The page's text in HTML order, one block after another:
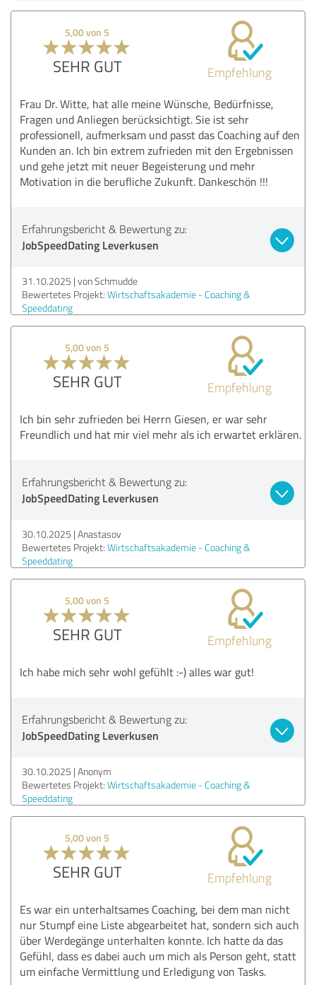
5,00 von 5
SEHR GUT Empfehlung
Frau Dr. Witte, hat alle meine Wünsche, Bedürfnisse,
Fragen und Anliegen berücksichtigt. Sie ist sehr
professionell, aufmerksam und passt das Coaching auf den
Kunden an. Ich bin extrem zufrieden mit den Ergebnissen
und gehe jetzt mit neuer Begeisterung und mehr
Motivation in die berufliche Zukunft. Dankeschön !!!
Erfahrungsbericht & Bewertung zu:
JobSpeedDating Leverkusen
31.10.2025 von Schmudde
Bewertetes Projekt: Wirtschaftsakademie - Coaching &
Speeddating
5,00 von 5
SEHR GUT Empfehlung
Ich bin sehr zufrieden bei Herrn Giesen, er war sehr
Freundlich und hat mir viel mehr als ich erwartet erklären.
Erfahrungsbericht & Bewertung zu:
JobSpeedDating Leverkusen
30.10.2025 Anastasov
Bewertetes Projekt: Wirtschaftsakademie - Coaching &
Speeddating
5,00 von 5
SEHR GUT Empfehlung
Ich habe mich sehr wohl gefühlt :-) alles war gut!
Erfahrungsbericht & Bewertung zu:
JobSpeedDating Leverkusen
30.10.2025 Anonym
Bewertetes Projekt: Wirtschaftsakademie - Coaching &
Speeddating
5,00 von 5
SEHR GUT Empfehlung
Es war ein unterhaltsames Coaching, bei dem man nicht
nur Stumpf eine Liste abgearbeitet hat, sondern sich auch
über Werdegänge unterhalten konnte. Ich hatte da das
Gefühl, dass es dabei auch um mich als Person geht, statt
um einfache Vermittlung und Erledigung von Tasks.